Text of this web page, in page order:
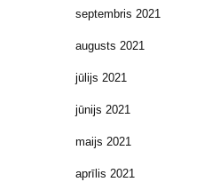
septembris 2021
augusts 2021
jūlijs 2021
jūnijs 2021
maijs 2021
aprīlis 2021